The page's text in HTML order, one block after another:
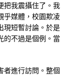
把我震攝住了。我
乎媒體，校園欺凌
現短暫討論。於是
的不過是個例。當
者進行訪問。整個